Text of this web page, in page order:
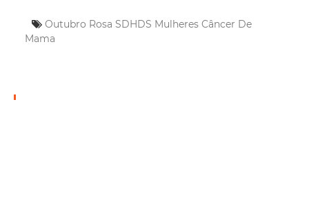
Outubro Rosa SDHDS Mulheres Câncer De
Mama